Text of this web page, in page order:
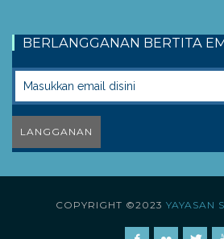
BERLANGGANAN BERTITA
COPYRIGHT ©2023 YAYASAN